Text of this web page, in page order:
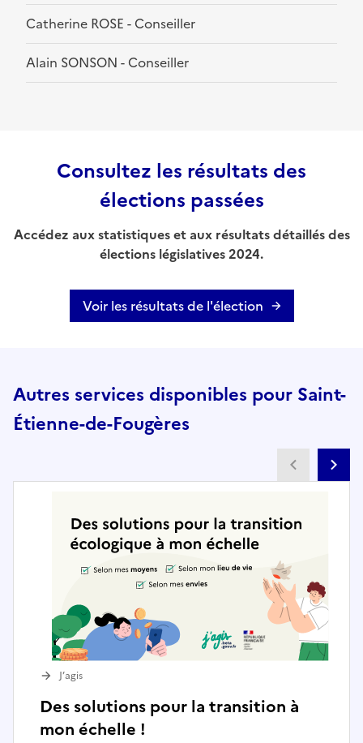
Catherine ROSE - Conseiller
Alain SONSON - Conseiller
Consultez les résultats des
élections passées
Accédez aux statistiques et aux résultats détaillés des
élections législatives 2024.
Voir les résultats de l'élection
Autres services disponibles pour Saint-
Étienne-de-Fougères
Des solutions pour la transition à
mon échelle !
J’agis